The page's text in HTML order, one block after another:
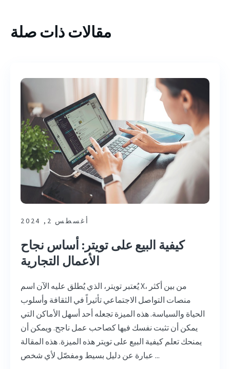
مقالات ذات صلة
أغسطس 2, 2024
كيفية البيع على تويتر: أساس نجاح
الأعمال التجارية
يُعتبر تويتر، الذي يُطلق عليه الآن اسم X، من بين أكثر
منصات التواصل الاجتماعي تأثيراً في الثقافة وأسلوب
الحياة والسياسة. هذه الميزة تجعله أحد أسهل الأماكن التي
يمكن أن تثبت نفسك فيها كصاحب عمل ناجح. ويمكن أن
يمنحك تعلم كيفية البيع على تويتر هذه الميزة. هذه المقالة
عبارة عن دليل بسيط ومفصّل لأي شخص ...